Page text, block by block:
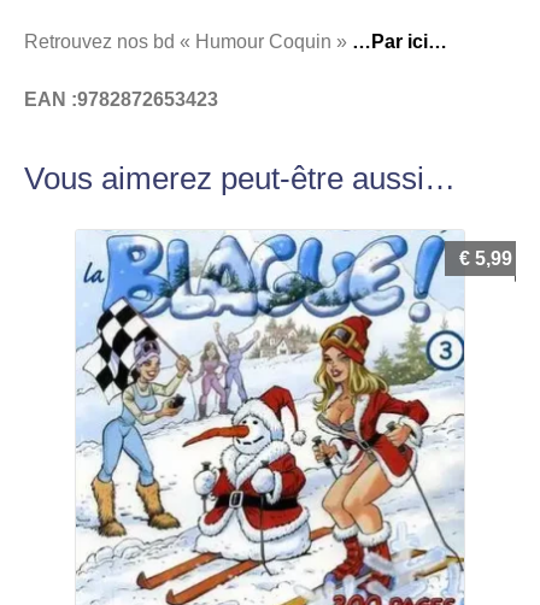
Retrouvez nos bd « Humour Coquin » …Par ici…
EAN :9782872653423
Vous aimerez peut-être aussi…
€ 5,99